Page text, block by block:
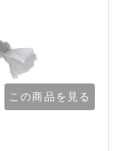
この商品を見る